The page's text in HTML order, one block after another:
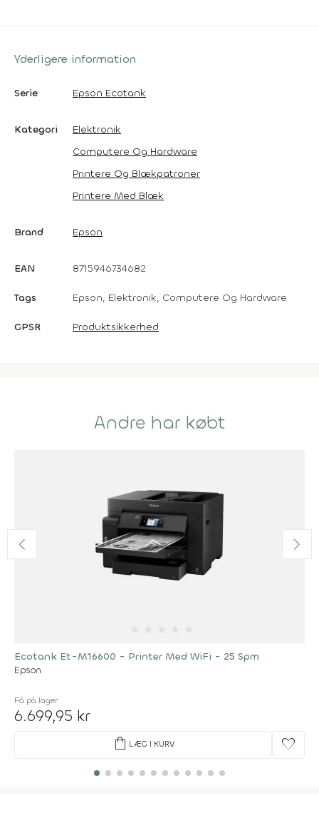
Yderligere information
Serie Epson Ecotank
Kategori
Elektronik
Computere Og Hardware
Printere Og Blækpatroner
Printere Med Blæk
Brand Epson
EAN 8715946734682
Tags Epson, Elektronik, Computere Og Hardware
GPSR Produktsikkerhed
Andre har købt
Ecotank Et-M16600 - Printer Med WiFi - 25 Spm
Epson
Få på lager
6.699,95 kr
shopping_bag LÆG I KURV favorite